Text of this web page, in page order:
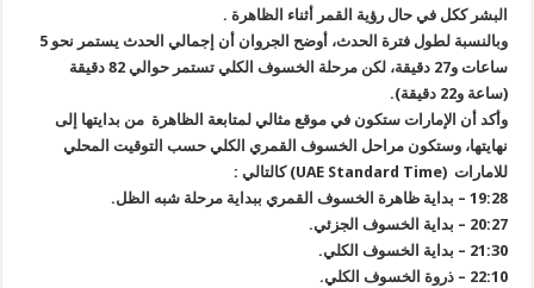
البشر ككل في حال رؤية القمر أثناء الظاهرة .
وبالنسبة لطول فترة الحدث، أوضح الجروان أن إجمالي الحدث يستمر نحو 5
ساعات و27 دقيقة، لكن مرحلة الخسوف الكلي تستمر حوالي 82 دقيقة
(ساعة و22 دقيقة).
وأكد أن الإمارات ستكون في موقع مثالي لمتابعة الظاهرة من بدايتها إلى
نهايتها، وستكون مراحل الخسوف القمري الكلي حسب التوقيت المحلي
للامارات (UAE Standard Time) كالتالي :
19:28 – بداية ظاهرة الخسوف القمري ببداية مرحلة شبه الظل.
20:27 – بداية الخسوف الجزئي.
21:30 – بداية الخسوف الكلي.
22:10 – ذروة الخسوف الكلي.